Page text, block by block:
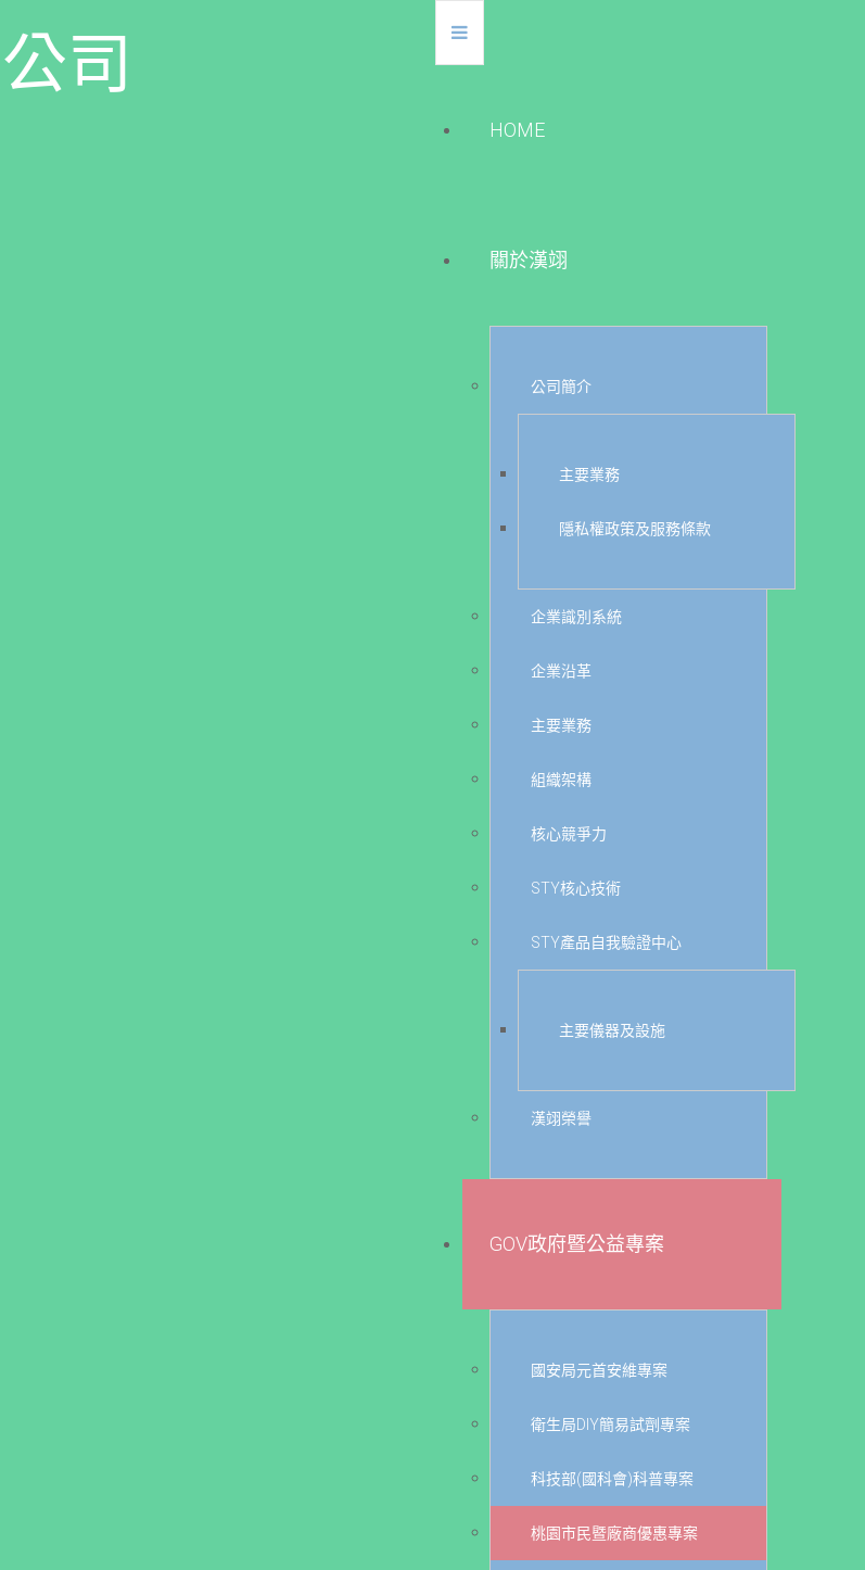
公司
HOME
關於漢翊
公司簡介
主要業務
隱私權政策及服務條款
企業識別系統
企業沿革
主要業務
組織架構
核心競爭力
STY核心技術
STY產品自我驗證中心
主要儀器及設施
漢翊榮譽
GOV政府暨公益專案
國安局元首安維專案
衛生局DIY簡易試劑專案
科技部(國科會)科普專案
桃園市民暨廠商優惠專案